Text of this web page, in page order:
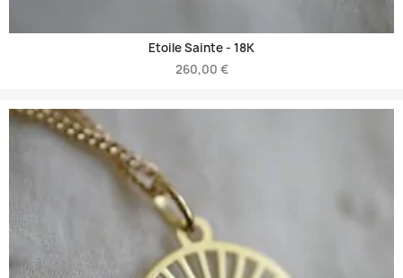
Etoile Sainte - 18K
260,00 €